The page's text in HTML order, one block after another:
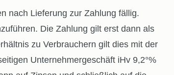
nach Lieferung zur Zahlung fällig.
Die Zahlung gilt erst dann als
zu Verbrauchern gilt dies mit der
Unternehmergeschäft iHv 9,2°%